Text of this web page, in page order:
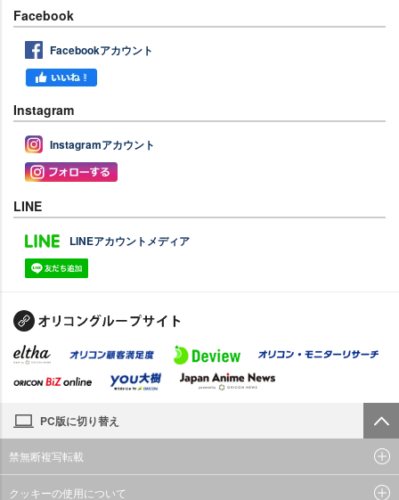
Facebook
Facebookアカウント
Instagram
Instagramアカウント
LINE
LINEアカウントメディア
PC版に切り替え
禁無断複写転載
クッキーの使用について